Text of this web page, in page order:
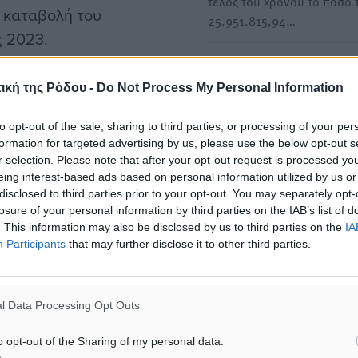
της Ρόδου - Do Not Process My Personal Information
opt-out of the sale, sharing to third parties, or processing of your
for targeted advertising by us, please use the below opt-out
selection. Please note that after your opt-out request is processed
interest-based ads based on personal information utilized by us
to third parties prior to your opt-out. You may separately
of your personal information by third parties on the IAB’s list of
This information may also be disclosed by us to third parties on the
Participants that may further disclose it to other third parties.
Data Processing Opt Outs
opt-out of the Sharing of my personal data.
του
2023.
μετά την ολοκλήρωση
διασφαλίζοντας
και την
επιχειρήσεων. Η έναρξη
σήμερα 7 έως και τις
των νησιών όπου
η πληρωμή για το
έτους 2024, που
μονάδες των
βήμα για την
25.951.815,94…
στη Βουλή το Μεταφορικό
ανοίξει οι αιτήσεις του
Την απαράδεκτη και
παρατεταμένη
εφαρμογή του
ισοδύναμου για τις…
Γκίκας στο Συνέδριο της
Ο υφυπουργός Ναυτιλίας
Νησιωτικής Πολιτικής